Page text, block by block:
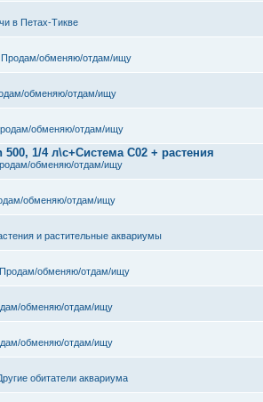
в Петах-Тикве
Продам/обменяю/отдам/ищу
обменяю/отдам/ищу
обменяю/отдам/ищу
1/4 л\с+Система С02 + растения
обменяю/отдам/ищу
обменяю/отдам/ищу
и растительные аквариумы
Продам/обменяю/отдам/ищу
обменяю/отдам/ищу
обменяю/отдам/ищу
обитатели аквариума